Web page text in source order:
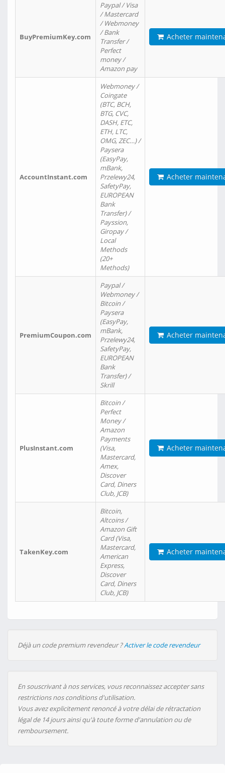
BuyPremiumKey.com
Paypal / Visa
/ Mastercard
/ Webmoney
/ Bank
Transfer /
Perfect
money /
Amazon pay
Acheter
AccountInstant.com
Webmoney /
Coingate
(BTC, BCH,
BTG, CVC,
DASH, ETC,
ETH, LTC,
OMG, ZEC…) /
Paysera
(EasyPay,
mBank,
Przelewy24,
SafetyPay,
EUROPEAN
Bank
Transfer) /
Payssion,
Giropay /
Local
Methods
(20+
Methods)
Acheter
PremiumCoupon.com
Paypal /
Webmoney /
Bitcoin /
Paysera
(EasyPay,
mBank,
Przelewy24,
SafetyPay,
EUROPEAN
Bank
Transfer) /
Skrill
Acheter
PlusInstant.com
Bitcoin /
Perfect
Money /
Amazon
Payments
(Visa,
Mastercard,
Amex,
Discover
Card, Diners
Club, JCB)
Acheter
TakenKey.com
Bitcoin,
Altcoins /
Amazon Gift
Card (Visa,
Mastercard,
American
Express,
Discover
Card, Diners
Club, JCB)
Acheter
Déjà un code premium revendeur ?Activer le code revendeur
En souscrivant à nos services, vous reconnaissez accepter sans
restrictions nos conditions d'utilisation.
Vous avez explicitement renoncé à votre délai de rétractation
légal de 14 jours ainsi qu'à toute forme d'annulation ou de
remboursement.